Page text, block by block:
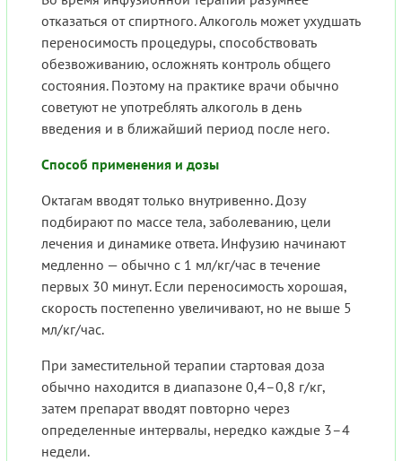
отказаться от спиртного. Алкоголь может ухудшать
переносимость процедуры, способствовать
обезвоживанию, осложнять контроль общего
состояния. Поэтому на практике врачи обычно
советуют не употреблять алкоголь в день
введения и в ближайший период после него.
Способ применения и дозы
Октагам вводят только внутривенно. Дозу
подбирают по массе тела, заболеванию, цели
лечения и динамике ответа. Инфузию начинают
медленно — обычно с 1 мл/кг/час в течение
первых 30 минут. Если переносимость хорошая,
скорость постепенно увеличивают, но не выше 5
мл/кг/час.
При заместительной терапии стартовая доза
обычно находится в диапазоне 0,4–0,8 г/кг,
затем препарат вводят повторно через
определенные интервалы, нередко каждые 3–4
недели.